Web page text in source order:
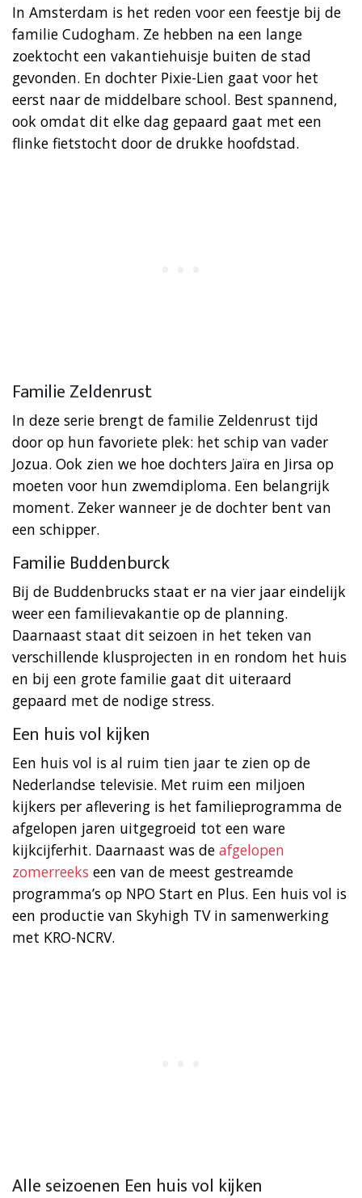
In Amsterdam is het reden voor een feestje bij de
familie Cudogham. Ze hebben na een lange
zoektocht een vakantiehuisje buiten de stad
gevonden. En dochter Pixie-Lien gaat voor het
eerst naar de middelbare school. Best spannend,
ook omdat dit elke dag gepaard gaat met een
flinke fietstocht door de drukke hoofdstad.
Familie Zeldenrust
In deze serie brengt de familie Zeldenrust tijd
door op hun favoriete plek: het schip van vader
Jozua. Ook zien we hoe dochters Jaïra en Jirsa op
moeten voor hun zwemdiploma. Een belangrijk
moment. Zeker wanneer je de dochter bent van
een schipper.
Familie Buddenburck
Bij de Buddenbrucks staat er na vier jaar eindelijk
weer een familievakantie op de planning.
Daarnaast staat dit seizoen in het teken van
verschillende klusprojecten in en rondom het huis
en bij een grote familie gaat dit uiteraard
gepaard met de nodige stress.
Een huis vol kijken
Een huis vol is al ruim tien jaar te zien op de
Nederlandse televisie. Met ruim een miljoen
kijkers per aflevering is het familieprogramma de
afgelopen jaren uitgegroeid tot een ware
kijkcijferhit. Daarnaast was de afgelopen
zomerreeks een van de meest gestreamde
programma’s op NPO Start en Plus. Een huis vol is
een productie van Skyhigh TV in samenwerking
met KRO-NCRV.
Alle seizoenen Een huis vol kijken